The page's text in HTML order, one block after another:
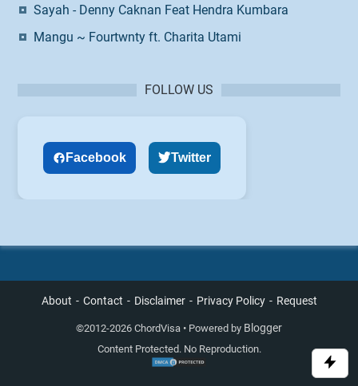
Sayah - Denny Caknan Feat Hendra Kumbara
Mangu ~ Fourtwnty ft. Charita Utami
FOLLOW US
Facebook Twitter
About Contact Disclaimer Privacy Policy Request
©2012-2026 ChordVisa • Powered by Blogger
Content Protected. No Reproduction.